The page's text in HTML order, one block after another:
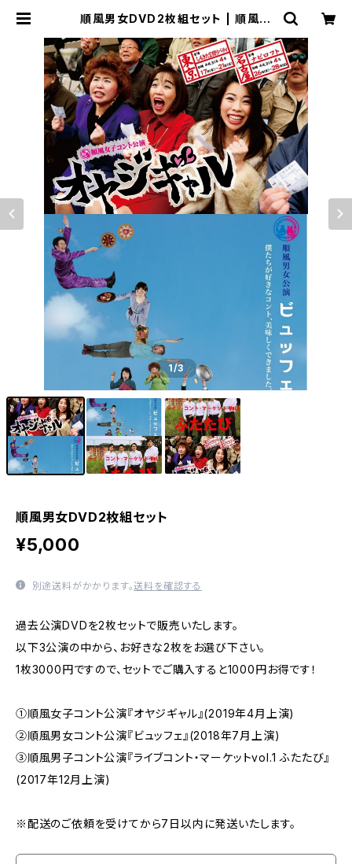
順風男女DVD2枚組セット | 順風男
1/3
順風男女DVD2枚組セット
¥5,000
別途送料がかかります。送料を確認する
過去公演DVDを2枚セットで販売いたします。
以下3公演の中から、お好きな2枚をお選び下さい。
1枚3000円ですので、セットでご購入すると1000円お得です！
①順風女子コント公演『オヤジギャル』(2019年4月上演)
②順風男女コント公演『ビュッフェ』(2018年7月上演)
③順風男子コント公演『ライブコント・マーケットvol.1 ふたたび』
(2017年12月上演)
※配送のご依頼を受けてから7日以内に発送いたします。